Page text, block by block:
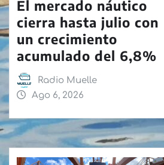
El mercado náutico
cierra hasta julio con
un crecimiento
acumulado del 6,8%
Radio Muelle
Ago 6, 2026